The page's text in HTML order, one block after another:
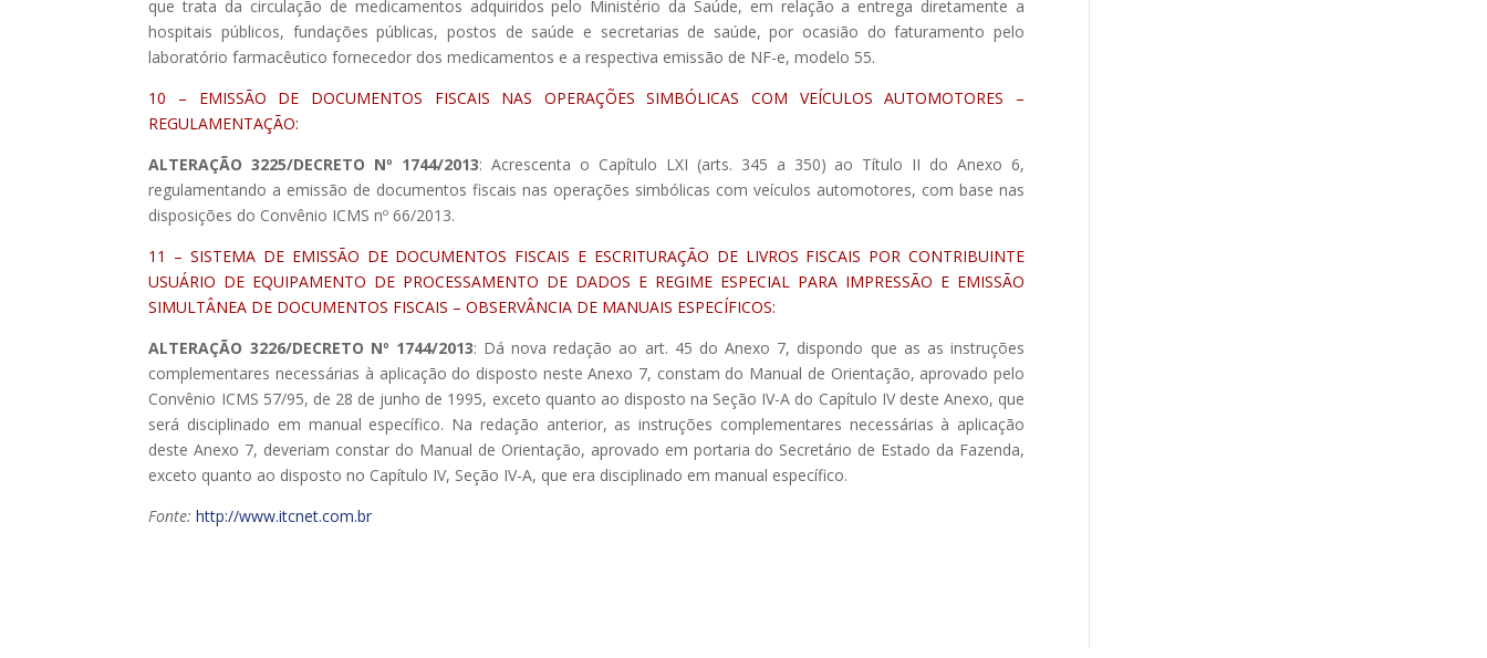
que trata da circulação de medicamentos adquiridos pelo Ministério da Saúde, em relação a entrega diretamente a
hospitais públicos, fundações públicas, postos de saúde e secretarias de saúde, por ocasião do faturamento pelo
laboratório farmacêutico fornecedor dos medicamentos e a respectiva emissão de NF-e, modelo 55.
10 – EMISSÃO DE DOCUMENTOS FISCAIS NAS OPERAÇÕES SIMBÓLICAS COM VEÍCULOS AUTOMOTORES –
REGULAMENTAÇÃO:
ALTERAÇÃO 3225/DECRETO Nº 1744/2013: Acrescenta o Capítulo LXI (arts. 345 a 350) ao Título II do Anexo 6,
regulamentando a emissão de documentos fiscais nas operações simbólicas com veículos automotores, com base nas
disposições do Convênio ICMS nº 66/2013.
11 – SISTEMA DE EMISSÃO DE DOCUMENTOS FISCAIS E ESCRITURAÇÃO DE LIVROS FISCAIS POR CONTRIBUINTE
USUÁRIO DE EQUIPAMENTO DE PROCESSAMENTO DE DADOS E REGIME ESPECIAL PARA IMPRESSÃO E EMISSÃO
SIMULTÂNEA DE DOCUMENTOS FISCAIS – OBSERVÂNCIA DE MANUAIS ESPECÍFICOS:
ALTERAÇÃO 3226/DECRETO Nº 1744/2013: Dá nova redação ao art. 45 do Anexo 7, dispondo que as as instruções
complementares necessárias à aplicação do disposto neste Anexo 7, constam do Manual de Orientação, aprovado pelo
Convênio ICMS 57/95, de 28 de junho de 1995, exceto quanto ao disposto na Seção IV-A do Capítulo IV deste Anexo, que
será disciplinado em manual específico. Na redação anterior, as instruções complementares necessárias à aplicação
deste Anexo 7, deveriam constar do Manual de Orientação, aprovado em portaria do Secretário de Estado da Fazenda,
exceto quanto ao disposto no Capítulo IV, Seção IV-A, que era disciplinado em manual específico.
Fonte: http://www.itcnet.com.br